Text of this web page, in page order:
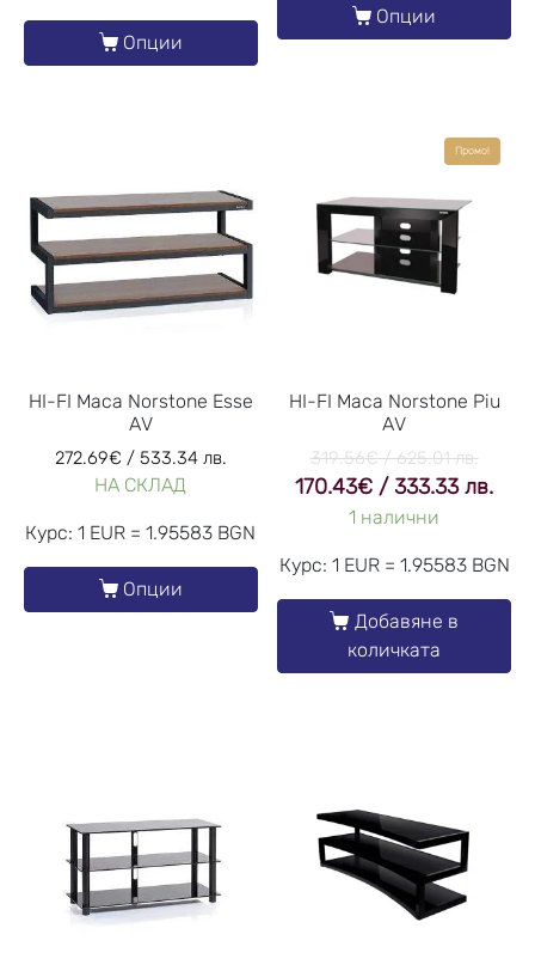
Опции
Опции
HI-FI Маса Norstone Esse
AV
272.69€ / 533.34 лв.
НА СКЛАД
Курс: 1 EUR = 1.95583 BGN
Опции
Промо!
HI-FI Маса Norstone Piu
AV
319.56€/ 625.01 лв.
170.43€ / 333.33 лв.
1 налични
Курс: 1 EUR = 1.95583 BGN
Добавяне в
количката